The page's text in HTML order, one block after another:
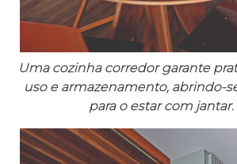
Uma cozinha corredor garante
uso e armazenamento, abrindo-
para o estar com jantar.